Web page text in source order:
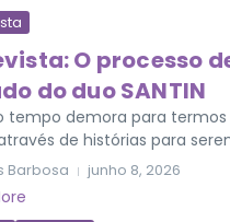
O processo
do duo SANTIN
tempo demora para termos
de histórias para
Barbosa junho 8, 2026